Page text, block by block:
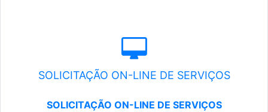
SOLICITAÇÃO ON-LINE DE SERVIÇOS
SOLICITAÇÃO ON-LINE DE SERVIÇOS